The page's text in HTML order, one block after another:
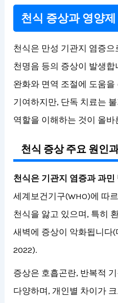
천식 증상과 영양
천식은 만성 기관지 염증
천명음 등의 증상이 발생
완화와 면역 조절에 도움을
기여하지만, 단독 치료는
역할을 이해하는 것이 올
천식 증상 주요 원인
천식은 기관지 염증과 과민
세계보건기구(WHO)에 따
천식을 앓고 있으며, 특히
새벽에 증상이 악화됩니다
2022).
증상은 호흡곤란, 반복적
다양하며, 개인별 차이가